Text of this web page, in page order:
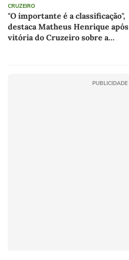
CRUZEIRO
"O importante é a classificação",
destaca Matheus Henrique após
vitória do Cruzeiro sobre a
PUBLICIDADE